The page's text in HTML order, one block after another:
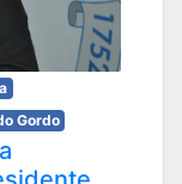
Gordo